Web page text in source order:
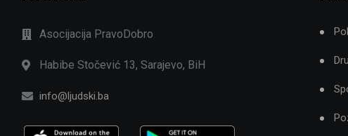
Asocijacija PravoDobro
Habibe Stočević 13, Sarajevo, BiH
info@ljudski.ba